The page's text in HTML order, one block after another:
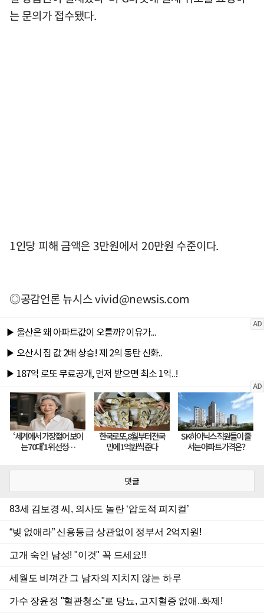
는 문의가 접수됐다.
1인당 피해 금액은 3만원에서 20만원 수준이다.
◎공감언론 뉴시스vivid@newsis.com
댓글